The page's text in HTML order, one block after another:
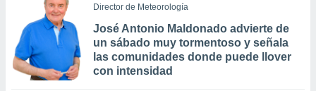
Director de Meteorología
José Antonio Maldonado advierte de
un sábado muy tormentoso y señala
las comunidades donde puede llover
con intensidad